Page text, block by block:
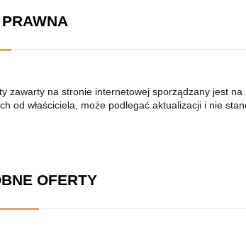
zawarty na stronie internetowej sporządzany jest
od właściciela, może podlegać aktualizacji i nie
OFERTY